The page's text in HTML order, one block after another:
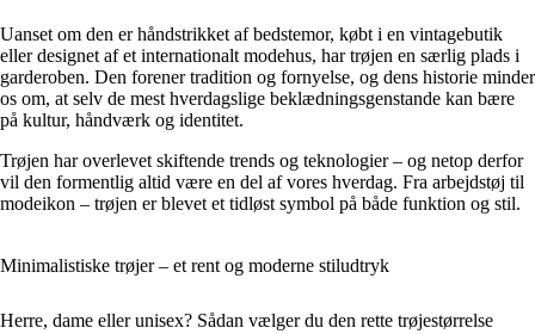
Uanset om den er håndstrikket af bedstemor, købt i en vintagebutik
eller designet af et internationalt modehus, har trøjen en særlig plads i
garderoben. Den forener tradition og fornyelse, og dens historie minder
os om, at selv de mest hverdagslige beklædningsgenstande kan bære
på kultur, håndværk og identitet.
Trøjen har overlevet skiftende trends og teknologier – og netop derfor
vil den formentlig altid være en del af vores hverdag. Fra arbejdstøj til
modeikon – trøjen er blevet et tidløst symbol på både funktion og stil.
Minimalistiske trøjer – et rent og moderne stiludtryk
Herre, dame eller unisex? Sådan vælger du den rette trøjestørrelse